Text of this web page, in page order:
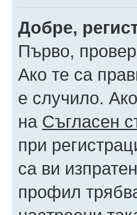
Добре,
Първо,
Ако те са
е случило.
на Съгласен
при
са ви
профил